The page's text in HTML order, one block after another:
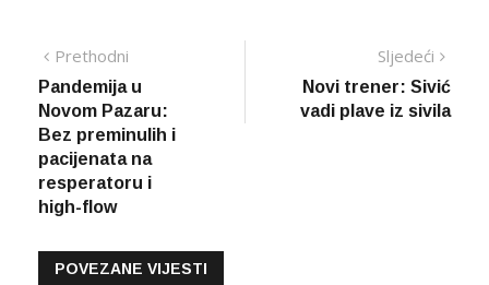
Navigacija
članaka
Prethodni
vijest
Pandemija u
Novom Pazaru:
Bez preminulih i
pacijenata na
resperatoru i
high-flow
Sljedeći
Novi trener: Sivić
vadi plave iz sivila
POVEZANE VIJESTI